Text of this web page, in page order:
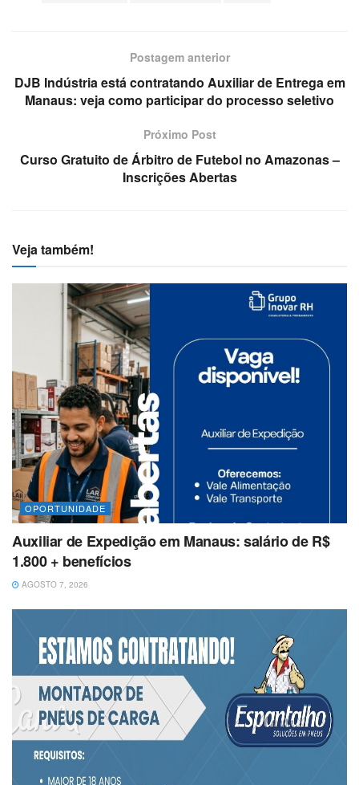
Postagem anterior
DJB Indústria está contratando Auxiliar de Entrega em
Manaus: veja como participar do processo seletivo
Próximo Post
Curso Gratuito de Árbitro de Futebol no Amazonas –
Inscrições Abertas
Veja também!
OPORTUNIDADE
Auxiliar de Expedição em Manaus: salário de R$
1.800 + benefícios
AGOSTO 7, 2026